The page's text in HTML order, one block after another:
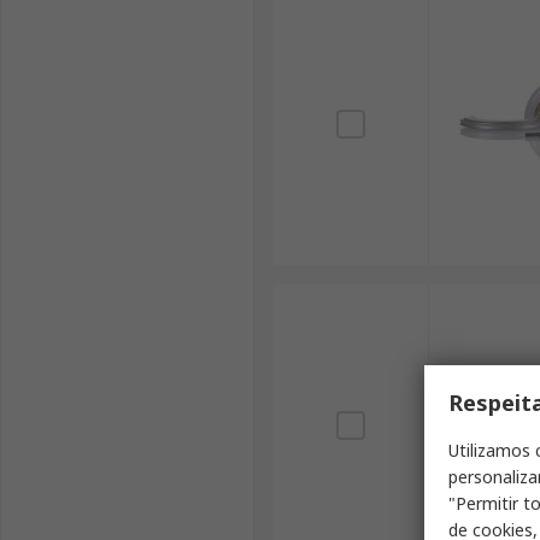
Utilizamos
"Permitir
de